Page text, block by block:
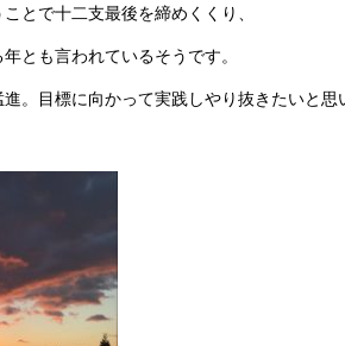
とで十二支最後を締めくくり、
とも言われているそうです。
。目標に向かって実践しやり抜きたいと思